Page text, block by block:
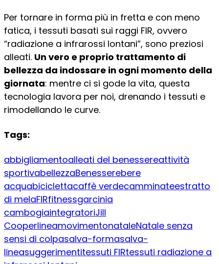
Per tornare in forma più in fretta e con meno
fatica, i tessuti basati sui raggi FIR, ovvero
“radiazione a infrarossi lontani”, sono preziosi
alleati. Un vero e proprio trattamento di
bellezza da indossare in ogni momento della
giornata: mentre ci si gode la vita, questa
tecnologia lavora per noi, drenando i tessuti e
rimodellando le curve.
Tags:
abbigliamentoalleati del benessereattività
sportivabellezzaBenesserebere
acquabiciclettacaffè verdecamminateestratto
di melaFIRfitnessgarcinia
cambogiaintegratoriJill
CooperlineamovimentonataleNatale senza
sensi di colpasalva-formasalva-
lineasuggerimentitessuti FIRtessuti radiazione a